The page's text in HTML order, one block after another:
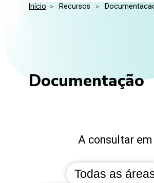
Media Kit
Perguntas Frequentes
Eventos
Início > Recursos >
Documentação
A consultar em
Todas as